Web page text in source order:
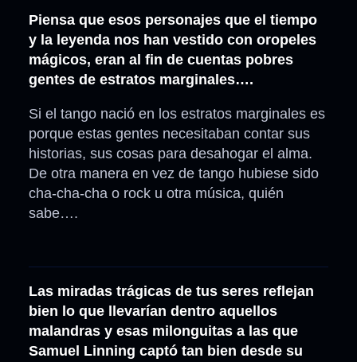
Piensa que esos personajes que el tiempo
y la leyenda nos han vestido con oropeles
mágicos, eran al fin de cuentas pobres
gentes de estratos marginales….
Si el tango nació en los estratos marginales es
porque estas gentes necesitaban contar sus
historias, sus cosas para desahogar el alma.
De otra manera en vez de tango hubiese sido
cha-cha-cha o rock u otra música, quién
sabe….
Las miradas trágicas de tus seres reflejan
bien lo que llevarían dentro aquellos
malandras y esas milonguitas a las que
Samuel Linning captó tan bien desde su